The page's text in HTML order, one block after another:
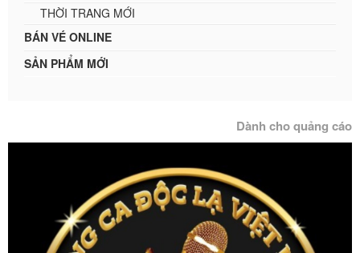
THỜI TRANG MỚI
BÁN VÉ ONLINE
SẢN PHẨM MỚI
Dành cho quảng cáo